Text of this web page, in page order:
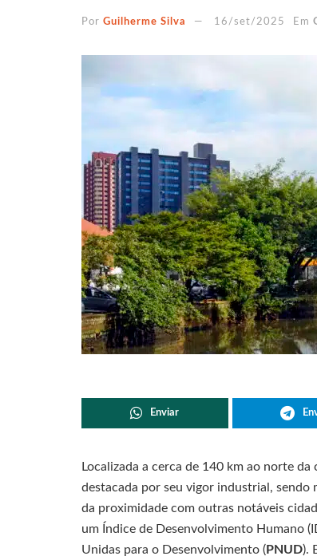
Por Guilherme Silva 16/set/2025 Em
Enviar
Localizada a cerca de 140 km ao norte
destacada por seu vigor industrial, sendo
da proximidade com outras notáveis
um Índice de Desenvolvimento Humano
Unidas para o Desenvolvimento (PNUD).